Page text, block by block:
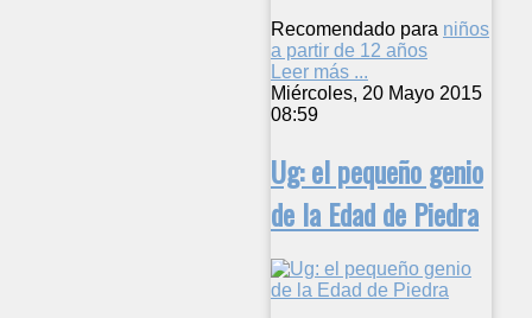
Recomendado para niños
a partir de 12 años
Leer más ...
Miércoles, 20 Mayo 2015
08:59
Ug: el pequeño genio
de la Edad de Piedra